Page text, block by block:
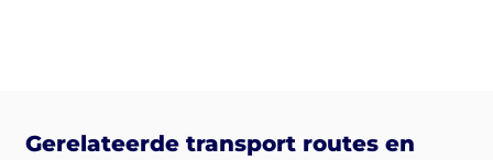
Gerelateerde transport routes en